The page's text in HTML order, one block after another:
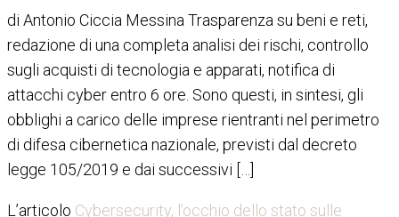
di Antonio Ciccia Messina Trasparenza su beni e reti,
redazione di una completa analisi dei rischi, controllo
sugli acquisti di tecnologia e apparati, notifica di
attacchi cyber entro 6 ore. Sono questi, in sintesi, gli
obblighi a carico delle imprese rientranti nel perimetro
di difesa cibernetica nazionale, previsti dal decreto
legge 105/2019 e dai successivi […]
L’articolo Cybersecurity, l’occhio dello stato sulle